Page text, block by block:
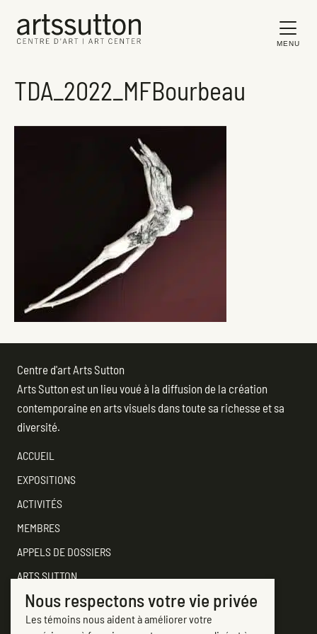
MENU
TDA_2022_MFBourbeau
Centre d'art Arts Sutton
Arts Sutton est un lieu voué à la diffusion de la création
contemporaine en arts visuels dans toute sa richesse et sa
diversité.
ACCUEIL
EXPOSITIONS
ACTIVITÉS
MEMBRES
APPELS DE DOSSIERS
ARTS SUTTON
SOUTENEZ
CONTACTER ARTS SUTTON
Nous respectons votre vie privée
Les témoins nous aident à améliorer votre